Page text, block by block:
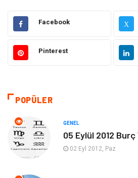
Müzik
Ülkemizden Haberler
Akıllı Telefon
Soru-Cevap
Ekonomi
Elektrik Elektronik
Facebook X
Pinterest
POPÜLER
GENEL
05 Eylül 2012 Burç
02 Eyl 2012, Paz